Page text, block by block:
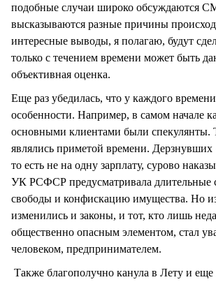
подобные случаи широко обсуждаются
высказываются разные причины
интересные выводы, я полагаю, будут
только с течением времени может быть
объективная оценка.
Еще раз убедилась, что у каждого
особенности. Например, в самом начале
основными клиентами были спекулянты.
являлись приметой времени. Дерзнувших
то есть не на одну зарплату, сурово
УК РСФСР предусматривала длительные
свободы и конфискацию имущества. Но
изменились и законы, и тот, кто лишь
общественно опасным элементом, стал
человеком, предпринимателем.
Также благополучно канула в Лету и еще